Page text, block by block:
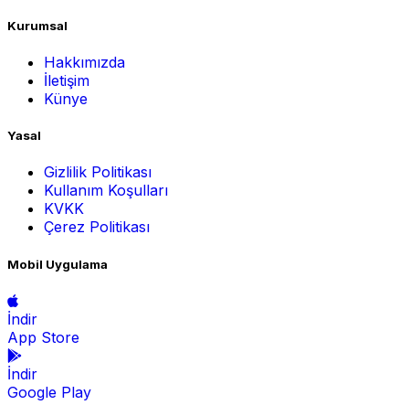
Kurumsal
Hakkımızda
İletişim
Künye
Yasal
Gizlilik Politikası
Kullanım Koşulları
KVKK
Çerez Politikası
Mobil Uygulama
İndir
App Store
İndir
Google Play